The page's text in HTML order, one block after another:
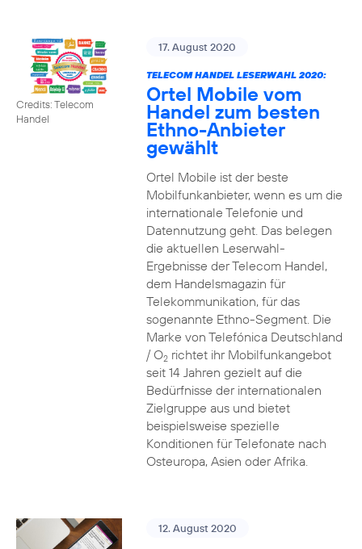
Credits: Telecom
Handel
17. August 2020
TELECOM HANDEL LESERWAHL 2020:
Ortel Mobile vom
Handel zum besten
Ethno-Anbieter
gewählt
Ortel Mobile ist der beste
Mobilfunkanbieter, wenn es um die
internationale Telefonie und
Datennutzung geht. Das belegen
die aktuellen Leserwahl-
Ergebnisse der Telecom Handel,
dem Handelsmagazin für
Telekommunikation, für das
sogenannte Ethno-Segment. Die
Marke von Telefónica Deutschland
/ O2richtet ihr Mobilfunkangebot
seit 14 Jahren gezielt auf die
Bedürfnisse der internationalen
Zielgruppe aus und bietet
beispielsweise spezielle
Konditionen für Telefonate nach
Osteuropa, Asien oder Afrika.
12. August 2020